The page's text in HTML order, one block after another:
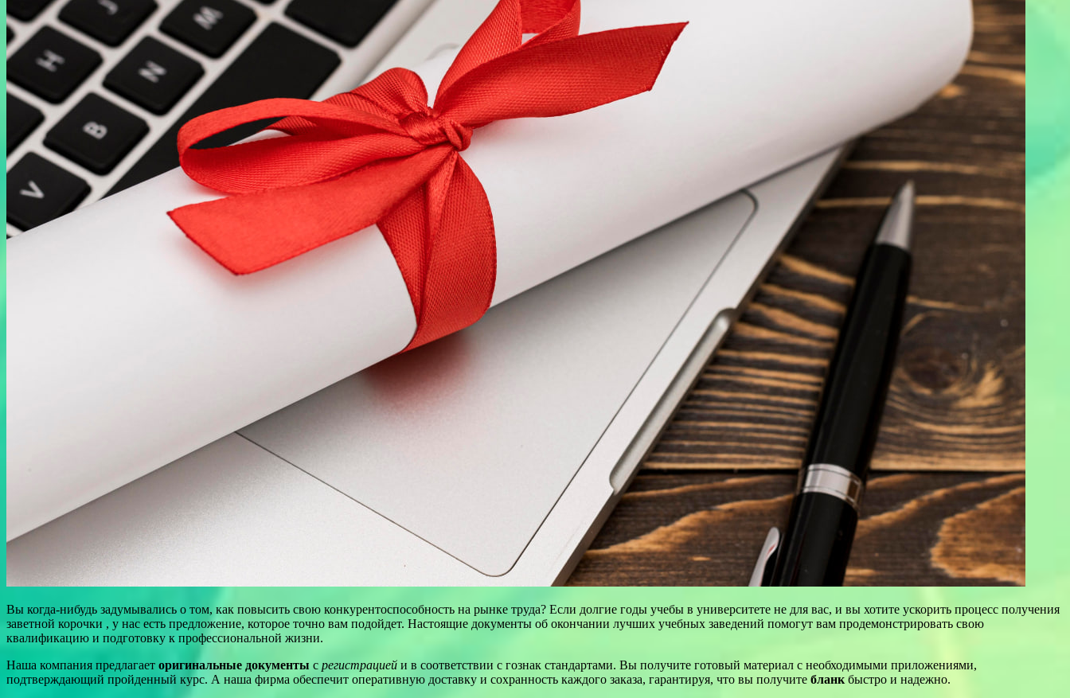
Вы когда-нибудь задумывались о том, как повысить свою конкурентоспособность на рынке труда? Если долгие годы учебы в университете не для вас, и вы хотите ускорить процесс получения
заветной корочки , у нас есть предложение, которое точно вам подойдет. Настоящие документы об окончании лучших учебных заведений помогут вам продемонстрировать свою
квалификацию и подготовку к профессиональной жизни.
Наша компания предлагает оригинальные документы с регистрацией и в соответствии с гознак стандартами. Вы получите готовый материал с необходимыми приложениями,
подтверждающий пройденный курс. А наша фирма обеспечит оперативную доставку и сохранность каждого заказа, гарантируя, что вы получите бланк быстро и надежно.